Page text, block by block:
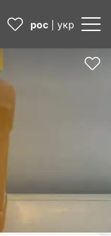
рос укр